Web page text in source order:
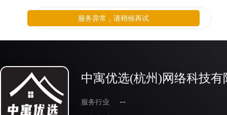
中寓优选(杭州)网络科技有
服务行业
--
服务异常，请稍候再试